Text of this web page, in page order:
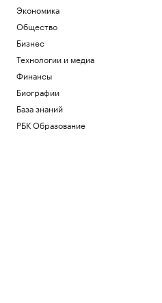
Экономика
Общество
Бизнес
Технологии и медиа
Финансы
Биографии
База знаний
РБК Образование